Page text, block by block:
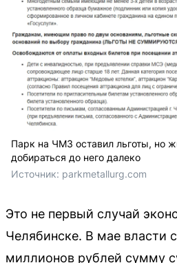
Парк на ЧМЗ оставил льготы, но
добираться до него далеко
Источник: parkmetallurg.com
Это не первый случай
Челябинске. В мае власти
миллионов рублей сумму